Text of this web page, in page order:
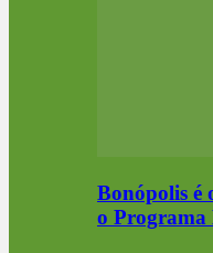
Bonópolis é
o